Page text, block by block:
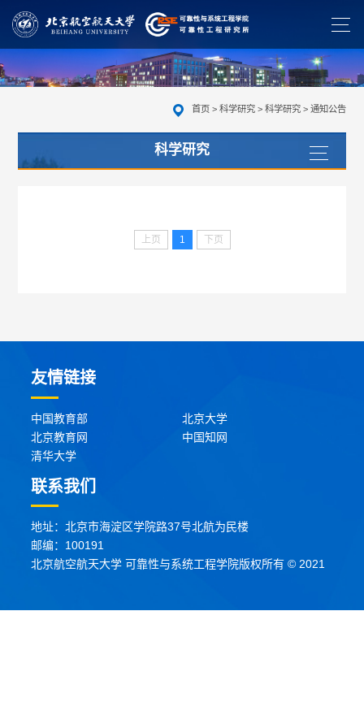
首页 > 科学研究> 科学研究> 通知公告
科学研究
上页 1 下页
友情链接
中国教育部
北京大学
北京教育网
中国知网
清华大学
联系我们
地址：北京市海淀区学院路37号北航为民楼
邮编：100191
北京航空航天大学 可靠性与系统工程学院版权所有 © 2021